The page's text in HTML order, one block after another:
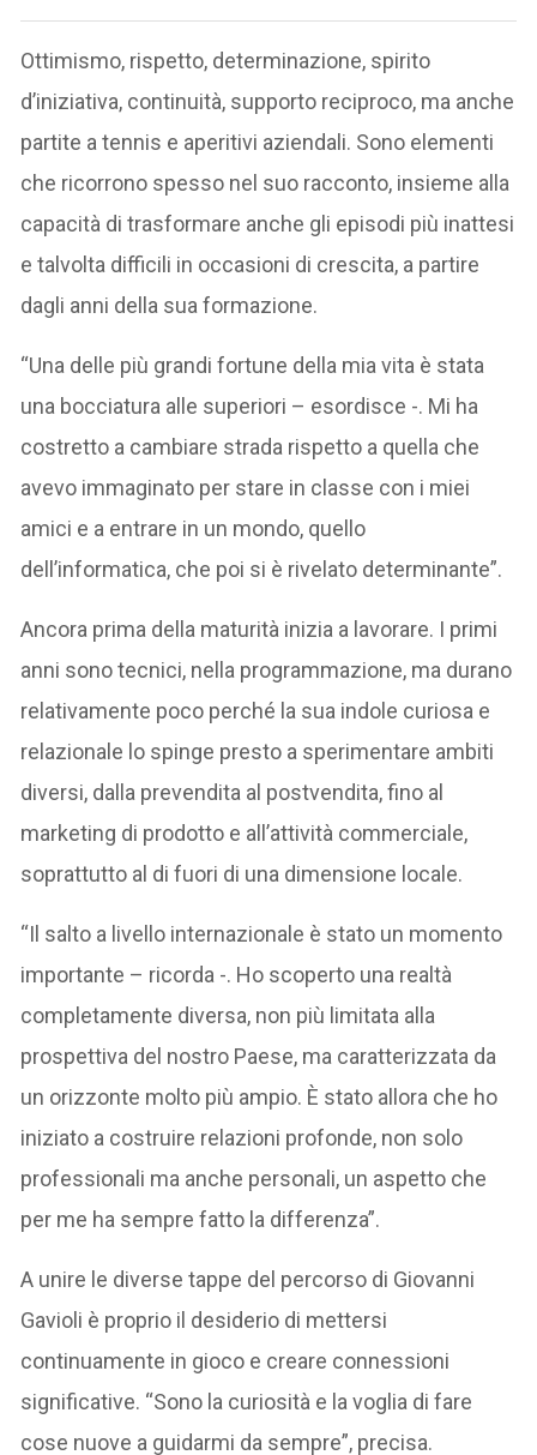
Ottimismo, rispetto, determinazione, spirito
d’iniziativa, continuità, supporto reciproco, ma anche
partite a tennis e aperitivi aziendali. Sono elementi
che ricorrono spesso nel suo racconto, insieme alla
capacità di trasformare anche gli episodi più inattesi
e talvolta difficili in occasioni di crescita, a partire
dagli anni della sua formazione.
“Una delle più grandi fortune della mia vita è stata
una bocciatura alle superiori – esordisce -. Mi ha
costretto a cambiare strada rispetto a quella che
avevo immaginato per stare in classe con i miei
amici e a entrare in un mondo, quello
dell’informatica, che poi si è rivelato determinante”.
Ancora prima della maturità inizia a lavorare. I primi
anni sono tecnici, nella programmazione, ma durano
relativamente poco perché la sua indole curiosa e
relazionale lo spinge presto a sperimentare ambiti
diversi, dalla prevendita al postvendita, fino al
marketing di prodotto e all’attività commerciale,
soprattutto al di fuori di una dimensione locale.
“Il salto a livello internazionale è stato un momento
importante – ricorda -. Ho scoperto una realtà
completamente diversa, non più limitata alla
prospettiva del nostro Paese, ma caratterizzata da
un orizzonte molto più ampio. È stato allora che ho
iniziato a costruire relazioni profonde, non solo
professionali ma anche personali, un aspetto che
per me ha sempre fatto la differenza”.
A unire le diverse tappe del percorso di Giovanni
Gavioli è proprio il desiderio di mettersi
continuamente in gioco e creare connessioni
significative. “Sono la curiosità e la voglia di fare
cose nuove a guidarmi da sempre”, precisa.